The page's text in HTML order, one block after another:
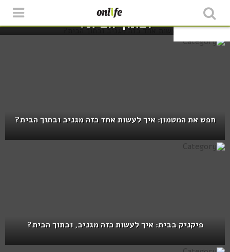
קמפינג: איך לעשות אחד כזה מגניב
ובתוך הבית?
חפש את המטמון: איך לעשות אחד כזה מגניב ובתוך הבית?
פיקניק בבית: איך לעשות כזה מגניב, ובתוך הבית?